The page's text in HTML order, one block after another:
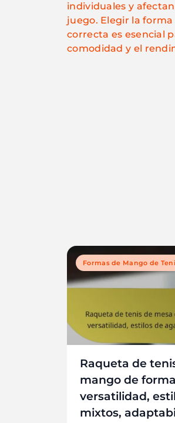
individuales y
juego. Elegir la
correcta es esencial
comodidad y el
Formas de Mango de
Raqueta de
mango de
versatilidad,
mixtos,